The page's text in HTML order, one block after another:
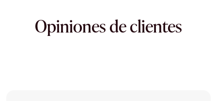
Opiniones de clientes